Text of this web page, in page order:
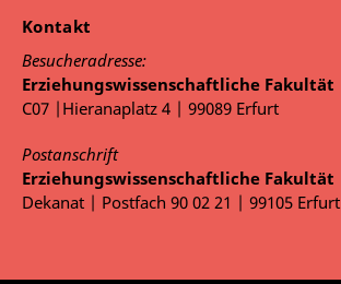
Kontakt
Besucheradresse:
Erziehungswissenschaftliche Fakultät
C07 |Hieranaplatz 4 | 99089 Erfurt
Postanschrift
Erziehungswissenschaftliche Fakultät
Dekanat | Postfach 90 02 21 | 99105 Erfurt